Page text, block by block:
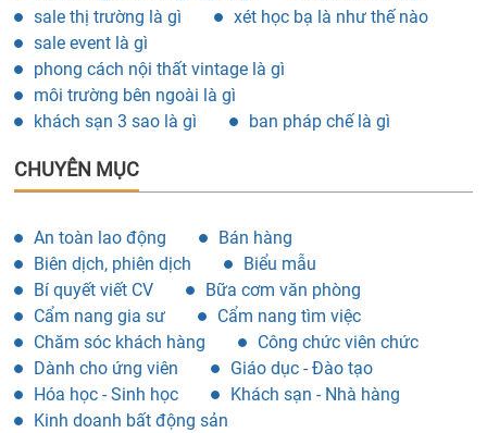
sale thị trường là gì
xét học bạ là như thế nào
sale event là gì
phong cách nội thất vintage là gì
môi trường bên ngoài là gì
khách sạn 3 sao là gì
ban pháp chế là gì
CHUYÊN MỤC
An toàn lao động
Bán hàng
Biên dịch, phiên dịch
Biểu mẫu
Bí quyết viết CV
Bữa cơm văn phòng
Cẩm nang gia sư
Cẩm nang tìm việc
Chăm sóc khách hàng
Công chức viên chức
Dành cho ứng viên
Giáo dục - Đào tạo
Hóa học - Sinh học
Khách sạn - Nhà hàng
Kinh doanh bất động sản